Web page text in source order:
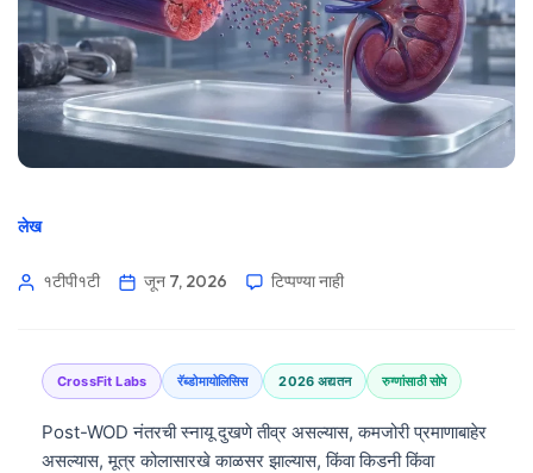
लेख
१टीपी१टी जून 7, 2026 टिप्पण्या नाही
CrossFit Labs रॅब्डोमायोलिसिस 2026 अद्यतन रुग्णांसाठी सोपे
Post-WOD नंतरची स्नायू दुखणे तीव्र असल्यास, कमजोरी प्रमाणाबाहेर
असल्यास, मूत्र कोलासारखे काळसर झाल्यास, किंवा किडनी किंवा